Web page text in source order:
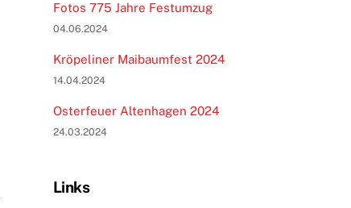
Fotos 775 Jahre Festumzug
04.06.2024
Kröpeliner Maibaumfest 2024
14.04.2024
Osterfeuer Altenhagen 2024
24.03.2024
Links